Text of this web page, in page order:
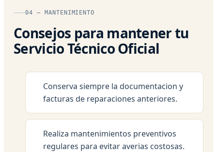
04 — MANTENIMIENTO
Consejos para mantener tu
Servicio Técnico Oficial
Conserva siempre la documentacion y
facturas de reparaciones anteriores.
Realiza mantenimientos preventivos
regulares para evitar averias costosas.